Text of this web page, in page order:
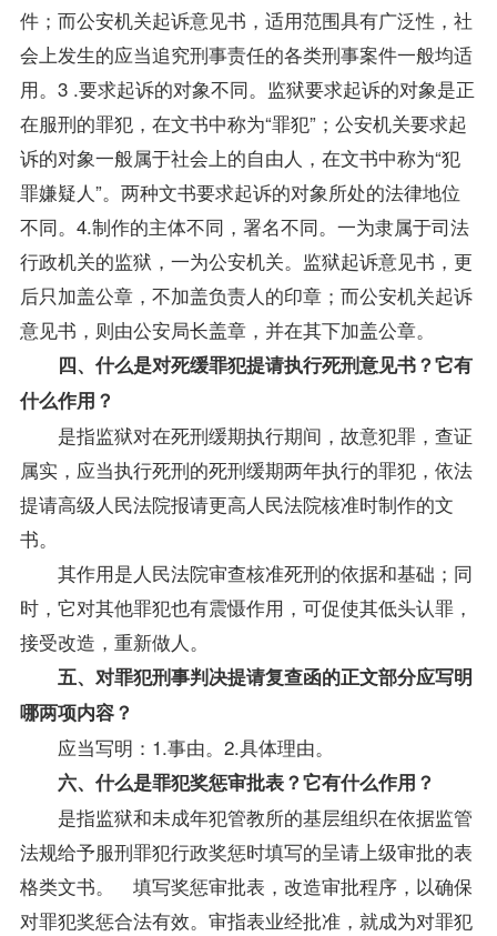
件；而公安机关起诉意见书，适用范围具有广泛性，社
会上发生的应当追究刑事责任的各类刑事案件一般均适
用。3 .要求起诉的对象不同。监狱要求起诉的对象是正
在服刑的罪犯，在文书中称为“罪犯”；公安机关要求起
诉的对象一般属于社会上的自由人，在文书中称为“犯
罪嫌疑人”。两种文书要求起诉的对象所处的法律地位
不同。4.制作的主体不同，署名不同。一为隶属于司法
行政机关的监狱，一为公安机关。监狱起诉意见书，更
后只加盖公章，不加盖负责人的印章；而公安机关起诉
意见书，则由公安局长盖章，并在其下加盖公章。
四、什么是对死缓罪犯提请执行死刑意见书？它有
什么作用？
是指监狱对在死刑缓期执行期间，故意犯罪，查证
属实，应当执行死刑的死刑缓期两年执行的罪犯，依法
提请高级人民法院报请更高人民法院核准时制作的文
书。
其作用是人民法院审查核准死刑的依据和基础；同
时，它对其他罪犯也有震慑作用，可促使其低头认罪，
接受改造，重新做人。
五、对罪犯刑事判决提请复查函的正文部分应写明
哪两项内容？
应当写明：1.事由。2.具体理由。
六、什么是罪犯奖惩审批表？它有什么作用？
是指监狱和未成年犯管教所的基层组织在依据监管
法规给予服刑罪犯行政奖惩时填写的呈请上级审批的表
格类文书。 填写奖惩审批表，改造审批程序，以确保
对罪犯奖惩合法有效。审指表业经批准，就成为对罪犯